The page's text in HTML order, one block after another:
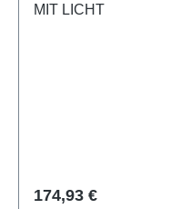
MIT LICHT
Regulärer Preis:
174,93 €